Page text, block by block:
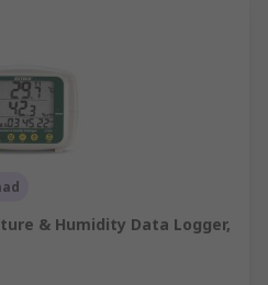
& Humidity Data Logger,